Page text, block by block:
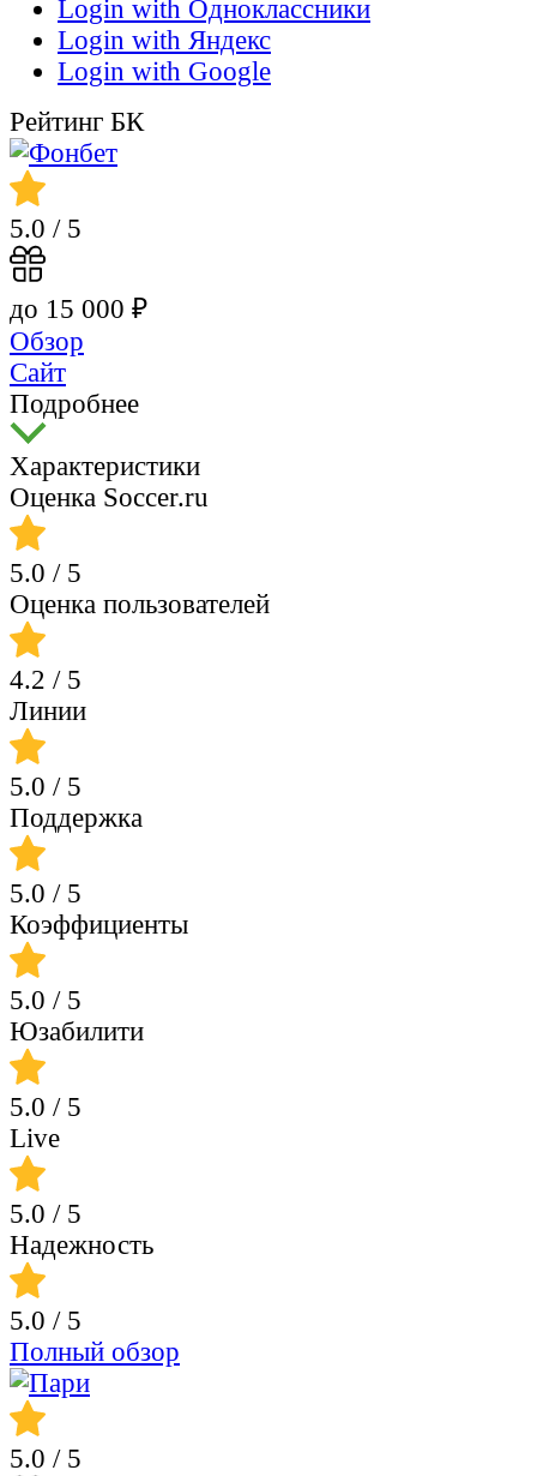
Login with Одноклассники
Login with Яндекс
Login with Google
Рейтинг БК
5.0 / 5
до 15 000 ₽
Обзор
Сайт
Подробнее
Характеристики
Оценка Soccer.ru
5.0 / 5
Оценка пользователей
4.2 / 5
Линии
5.0 / 5
Поддержка
5.0 / 5
Коэффициенты
5.0 / 5
Юзабилити
5.0 / 5
Live
5.0 / 5
Надежность
5.0 / 5
Полный обзор
5.0 / 5